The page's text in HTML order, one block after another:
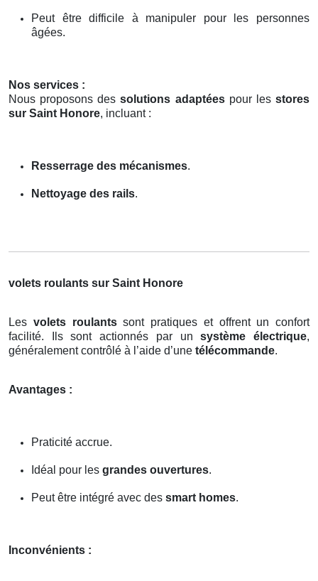
Peut être difficile à manipuler pour les personnes
âgées.
Nos services :
Nous proposons dessolutions adaptéespour lesstores
sur Saint Honore, incluant :
Resserrage des mécanismes.
Nettoyage des rails.
volets roulants sur Saint Honore
Les volets roulantssont pratiques et offrent un confort
facilité. Ils sont actionnés par unsystème électrique,
généralement contrôlé à l’aide d’une télécommande.
Avantages :
Praticité accrue.
Idéal pour les grandes ouvertures.
Peut être intégré avec des smart homes.
Inconvénients :